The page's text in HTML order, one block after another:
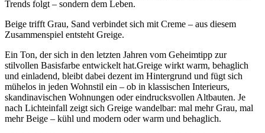
Trends folgt – sondern dem Leben.
Beige trifft Grau, Sand verbindet sich mit Creme – aus diesem
Zusammenspiel entsteht Greige.
Ein Ton, der sich in den letzten Jahren vom Geheimtipp zur
stilvollen Basisfarbe entwickelt hat.Greige wirkt warm, behaglich
und einladend, bleibt dabei dezent im Hintergrund und fügt sich
mühelos in jeden Wohnstil ein – ob in klassischen Interieurs,
skandinavischen Wohnungen oder eindrucksvollen Altbauten. Je
nach Lichteinfall zeigt sich Greige wandelbar: mal mehr Grau, mal
mehr Beige – kühl und modern oder warm und behaglich.